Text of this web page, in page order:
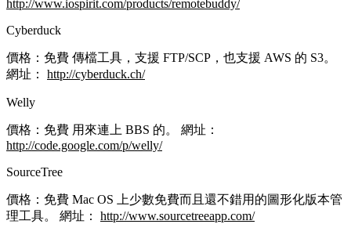
http://www.iospirit.com/products/remotebuddy/
Cyberduck
價格：免費 傳檔工具，支援 FTP/SCP，也支援 AWS 的 S3。
網址： http://cyberduck.ch/
Welly
價格：免費 用來連上 BBS 的。 網址：
http://code.google.com/p/welly/
SourceTree
價格：免費 Mac OS 上少數免費而且還不錯用的圖形化版本管
理工具。 網址： http://www.sourcetreeapp.com/